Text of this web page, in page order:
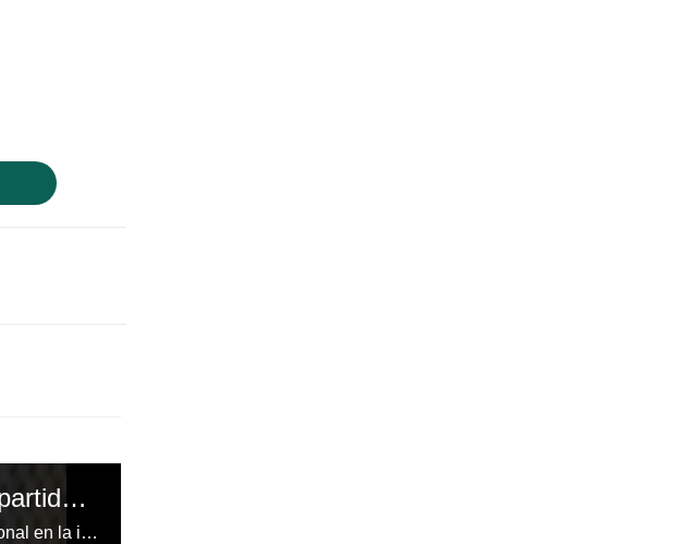
Motagua está venciendo a Real España en el partido de ida de las semifinales del Clausura
EN DIRECTO | Motagua y Real España se miden en el estadio Nacional en la ida de las semifinales